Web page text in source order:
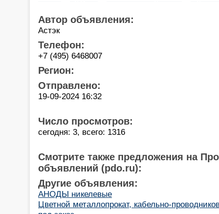
Автор объявления:
Астэк
Телефон:
+7 (495) 6468007
Регион:
Отправлено:
19-09-2024 16:32
Число просмотров:
сегодня: 3, всего: 1316
Смотрите также предложения на
объявлений (pdo.ru):
Другие объявления:
АНОДЫ никелевые
Цветной металлопрокат, кабельно-